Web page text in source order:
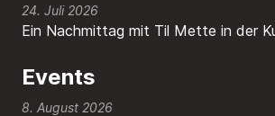
Ein Nachmittag mit Til Mette in der
24. Juli 2026
Events
8. August 2026